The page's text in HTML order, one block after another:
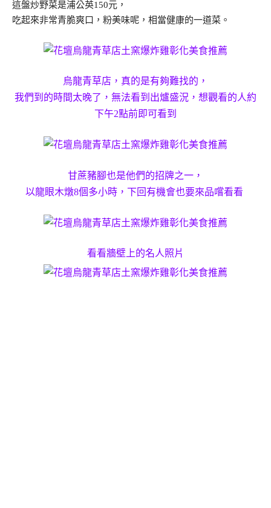
這盤炒野菜是浦公英150元，
吃起來非常青脆爽口，粉美味呢，相當健康的一道菜。
烏龍青草店，真的是有夠難找的，
我們到的時間太晚了，無法看到出爐盛況，想觀看的人約
下午2點前即可看到
甘蔗豬腳也是他們的招牌之一，
以龍眼木燉8個多小時，下回有機會也要來品嚐看看
看看牆壁上的名人照片